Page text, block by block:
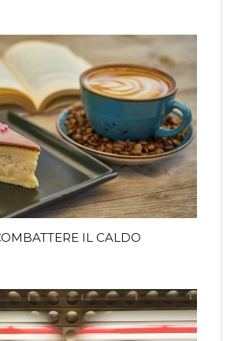
IL CALDO
SOON INFO PRIVACY
Rodella - All right reserved
Instragram non aveva codice 200.